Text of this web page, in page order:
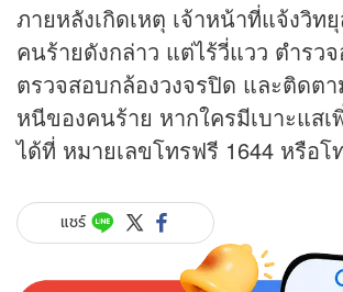
ภายหลังเกิดเหตุ เจ้าหน้าที่แจ้งวิท
คนร้ายดังกล่าว แต่ไร้วี่แวว ตำรว
ตรวจสอบกล้องวงจรปิด และติดต
หนีของคนร้าย หากใครมีเบาะแสเ
ได้ที่ หมายเลขโทรฟรี 1644 หรือโ
แชร์